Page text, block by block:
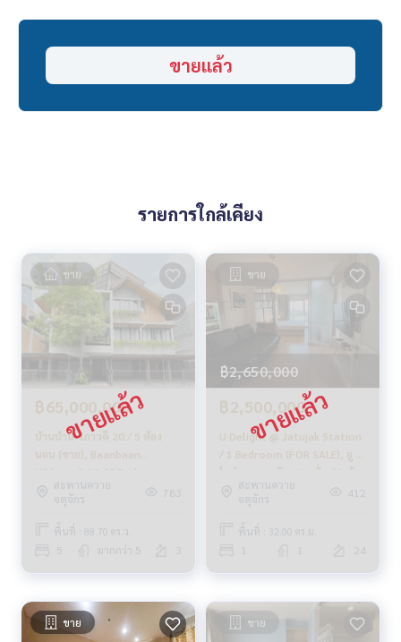
เริ่มต้นจากที่อยู่อาศัย❤️“
_____________________________
✨ เราดูแลเรื่องสินเชื่อ ให้ ’ผู้ซื้อ’
✨ เรารู้ใจคุณมากกว่าที่คุณเคยรู้
ให้คำแนะนำเชิงลึกโดยผู้เชี่ยวชาญในพื้นที่
✨ เราดูแลรับ ‘ฝากขาย’ ไม่มีค่าใช้จ่าย
ดูแลโดยผู้เชี่ยวชาญประจำพื้นที่
ช่วยวางแผน ให้ข้อมูล รักษาผลประโยชน์
ดูแลตั้งแต่ต้นจนจบกระบวนการขาย
✨ รับซื้อ รับจำนอง
หากต้องการเงินด่วน บริษัทพร้อมรับซื้อทันที!
_____________________________
Follow Us On :
Website :
https://www.homerealestateservices.co.th/
Facebook : HOME - Real Estate Services
IG : homerealestateservices
Youtube : HOME Real Estate Services
ขายแล้ว
รายการใกล้เคียง
ขาย
฿65,000,000
บ้านบ้าน วิภาวดี 20 / 5 ห้อง
นอน (ขาย), Baanbaan
Vibhavadi 20 / 5 Bedrooms
(SALE) MEAW443
สะพานควาย
จตุจักร
783
พื้นที่ : 88.70 ตร.ว.
5 มากกว่า 5
ขาย
฿2,650,000
฿2,500,000
U Delight @ Jatujak Station
/ 1 Bedroom (FOR SALE), ยู ดี
ไลท์ แอท จตุจักร สเตชั่น / 1 ห้อง
นอน (ขาย) PLOYW611
สะพานควาย
จตุจักร
412
พื้นที่ : 32.00 ตร.ม.
24
ขาย ขาย